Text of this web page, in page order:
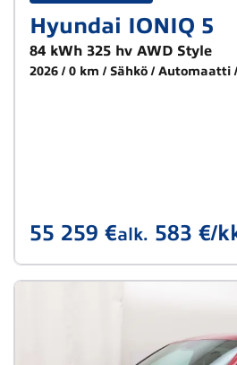
Hyundai IONIQ 5
84 kWh 325 hv AWD Style
2026 0 km Sähkö Automaatti
55 259 €alk. 583 €/